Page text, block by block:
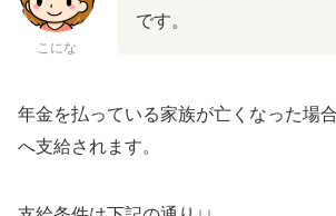
こにな
です。
年金を払っている家族が亡くなった場
へ支給されます。